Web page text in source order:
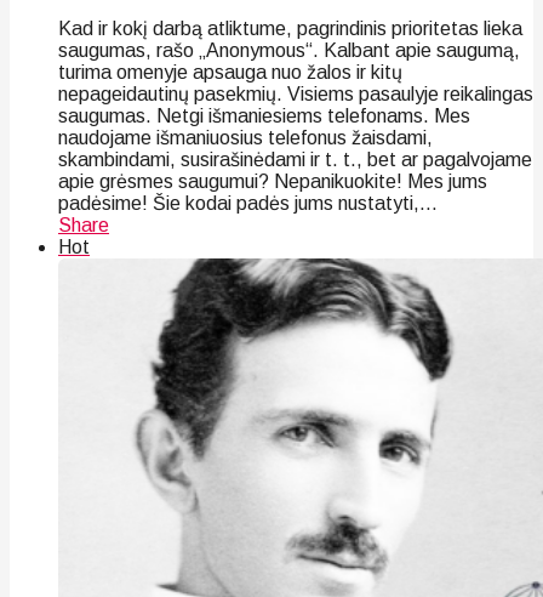
Kad ir kokį darbą atliktume, pagrindinis prioritetas lieka
saugumas, rašo „Anonymous“. Kalbant apie saugumą,
turima omenyje apsauga nuo žalos ir kitų
nepageidautinų pasekmių. Visiems pasaulyje reikalingas
saugumas. Netgi išmaniesiems telefonams. Mes
naudojame išmaniuosius telefonus žaisdami,
skambindami, susirašinėdami ir t. t., bet ar pagalvojame
apie grėsmes saugumui? Nepanikuokite! Mes jums
padėsime! Šie kodai padės jums nustatyti,...
Share
Hot